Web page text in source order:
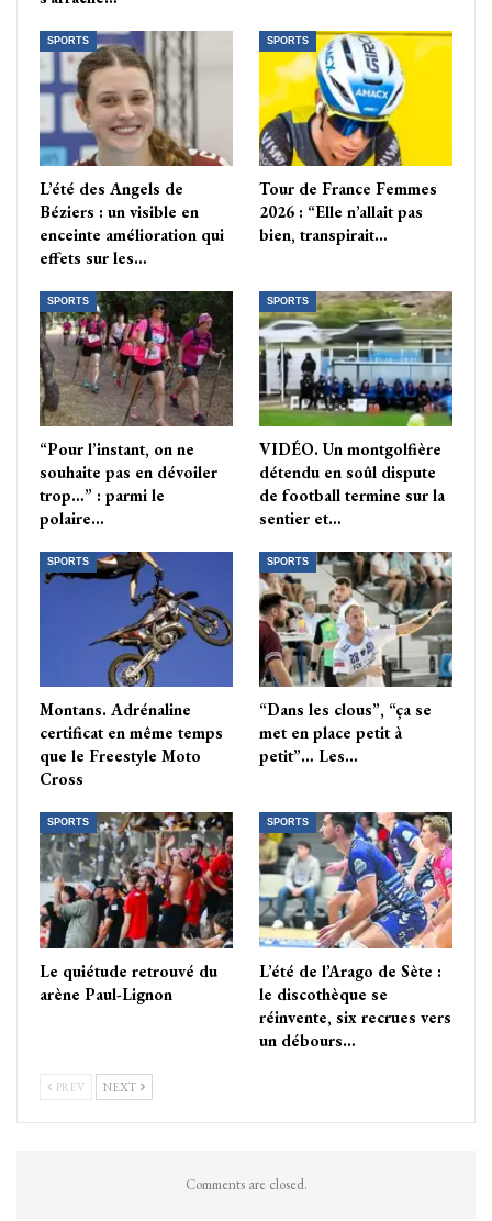
SPORTS
L’été des Angels de
Béziers : un visible en
enceinte amélioration qui
effets sur les…
SPORTS
Tour de France Femmes
2026 : “Elle n’allait pas
bien, transpirait…
SPORTS
“Pour l’instant, on ne
souhaite pas en dévoiler
trop…” : parmi le
polaire…
SPORTS
VIDÉO. Un montgolfière
détendu en soûl dispute
de football termine sur la
sentier et…
SPORTS
Montans. Adrénaline
certificat en même temps
que le Freestyle Moto
Cross
SPORTS
“Dans les clous”, “ça se
met en place petit à
petit”… Les…
SPORTS
Le quiétude retrouvé du
arène Paul-Lignon
SPORTS
L’été de l’Arago de Sète :
le discothèque se
réinvente, six recrues vers
un débours…
PREV NEXT
Comments are closed.